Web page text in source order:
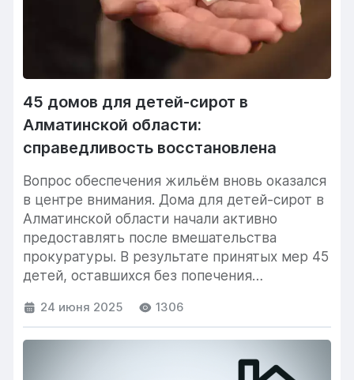
45 домов для детей-сирот в
Алматинской области:
справедливость восстановлена
Вопрос обеспечения жильём вновь оказался
в центре внимания. Дома для детей-сирот в
Алматинской области начали активно
предоставлять после вмешательства
прокуратуры. В результате принятых мер 45
детей, оставшихся без попечения
24 июня 2025 1306